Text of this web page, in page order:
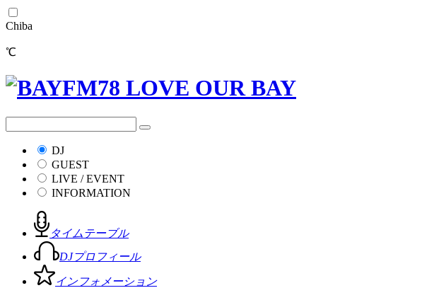
Chiba
℃
DJ
GUEST
LIVE / EVENT
INFORMATION
タイムテーブル
DJプロフィール
インフォメーション